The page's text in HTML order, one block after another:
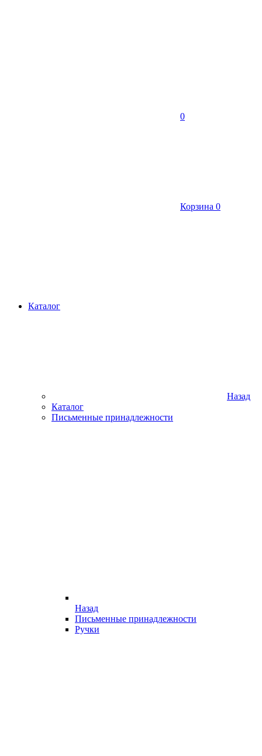
0
Корзина 0
Каталог
Назад
Каталог
Письменные принадлежности
Назад
Письменные принадлежности
Ручки